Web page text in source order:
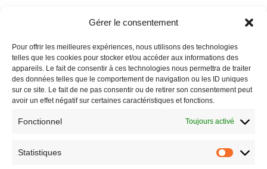
Gérer le consentement
Pour offrir les meilleures expériences, nous utilisons des technologies
telles que les cookies pour stocker et/ou accéder aux informations des
appareils. Le fait de consentir à ces technologies nous permettra de traiter
des données telles que le comportement de navigation ou les ID uniques
sur ce site. Le fait de ne pas consentir ou de retirer son consentement peut
avoir un effet négatif sur certaines caractéristiques et fonctions.
Fonctionnel Toujours activé
Statistiques